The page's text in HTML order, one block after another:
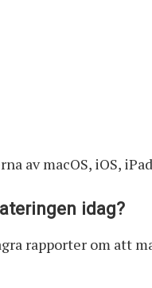
av macOS, iOS,
idag?
rapporter om att